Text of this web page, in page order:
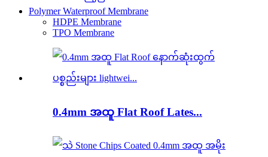
Polymer Waterproof Membrane
HDPE Membrane
TPO Membrane
0.4mm အထူ Flat Roof Lates...